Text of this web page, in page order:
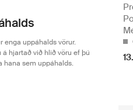
enga uppáhalds vörur.
á hjartað við hlið vöru ef þú
hana sem uppáhalds.